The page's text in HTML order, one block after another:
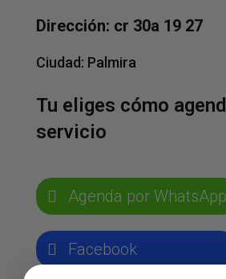
Dirección: cr 30a 19 27
Ciudad: Palmira
Tu eliges cómo
servicio
Agenda por WhatsApp
Facebook